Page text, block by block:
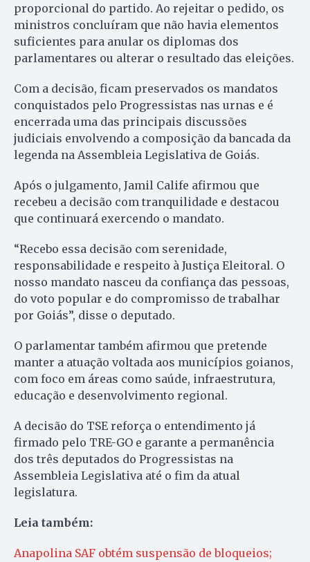
proporcional do partido. Ao rejeitar o pedido, os
ministros concluíram que não havia elementos
suficientes para anular os diplomas dos
parlamentares ou alterar o resultado das eleições.
Com a decisão, ficam preservados os mandatos
conquistados pelo Progressistas nas urnas e é
encerrada uma das principais discussões
judiciais envolvendo a composição da bancada da
legenda na Assembleia Legislativa de Goiás.
Após o julgamento, Jamil Calife afirmou que
recebeu a decisão com tranquilidade e destacou
que continuará exercendo o mandato.
“Recebo essa decisão com serenidade,
responsabilidade e respeito à Justiça Eleitoral. O
nosso mandato nasceu da confiança das pessoas,
do voto popular e do compromisso de trabalhar
por Goiás”, disse o deputado.
O parlamentar também afirmou que pretende
manter a atuação voltada aos municípios goianos,
com foco em áreas como saúde, infraestrutura,
educação e desenvolvimento regional.
A decisão do TSE reforça o entendimento já
firmado pelo TRE-GO e garante a permanência
dos três deputados do Progressistas na
Assembleia Legislativa até o fim da atual
legislatura.
Leia também:
Anapolina SAF obtém suspensão de bloqueios;